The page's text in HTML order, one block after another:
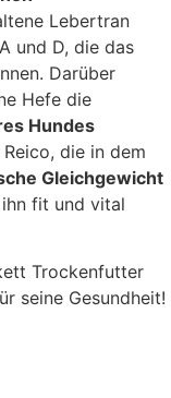
Lebertran
und D, die das
Darüber
Hefe die
Hundes
die in dem
Gleichgewicht
fit und vital
Trockenfutter
seine Gesundheit!